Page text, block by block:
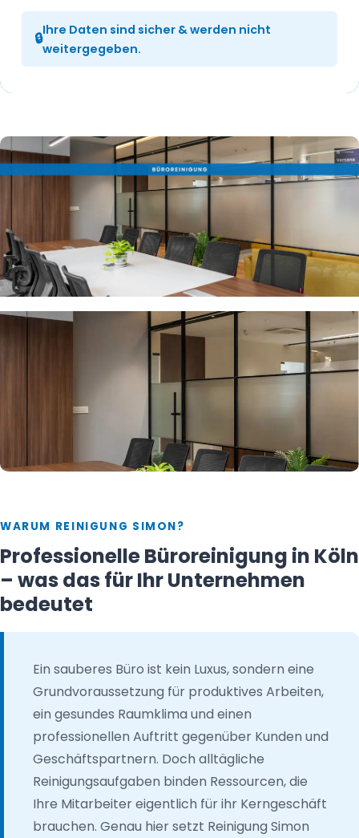
Ihre Daten sind sicher & werden nicht
weitergegeben.
WARUM REINIGUNG SIMON?
Professionelle Büroreinigung in Köln
– was das für Ihr Unternehmen
bedeutet
Ein sauberes Büro ist kein Luxus, sondern eine
Grundvoraussetzung für produktives Arbeiten,
ein gesundes Raumklima und einen
professionellen Auftritt gegenüber Kunden und
Geschäftspartnern. Doch alltägliche
Reinigungsaufgaben binden Ressourcen, die
Ihre Mitarbeiter eigentlich für ihr Kerngeschäft
brauchen. Genau hier setzt Reinigung Simon